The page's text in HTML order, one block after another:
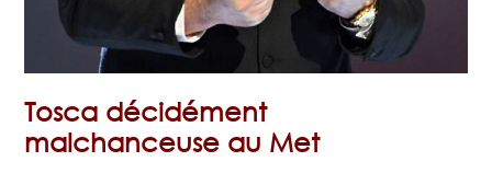
Tosca décidément
malchanceuse au Met